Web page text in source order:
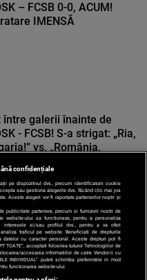
– FCSB 0-0, ACUM!
IMENSĂ
între galerii înainte de
- FCSB! S-a strigat: „Ria,
vs. „România,
confidențiale
pe dispozitivul dvs., precum identificatorii cookie
sau gestiona alegerile dvs. făcând clic mai jos
Aceste alegeri vor fi raportate partenerilor noștri și
publicitate partenere, precum si furnizorii nostri de
website-ului sa functioneze, pentru a personaliza
si/sau profilul dvs., pentru a va oferi
traficul pe website. Beneficiati de drepturile
datelor cu caracter personal. Aceste drepturi pot fi
TOATE”, acceptati folosirea tuturor Tehnologiilor de
accesarea informatiilor de catre Vendor-ii cu
INDIVIDUAL” puteti schimba preferintele in mod
functionarea website-ului.